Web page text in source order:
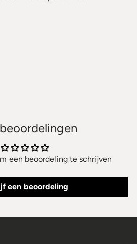
een beoordeling te schrijven
een beoordeling